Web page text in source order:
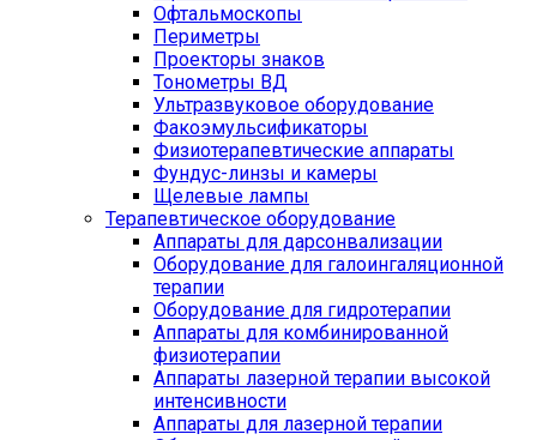
Офтальмоскопы
Периметры
Проекторы знаков
Тонометры ВД
Ультразвуковое оборудование
Факоэмульсификаторы
Физиотерапевтические аппараты
Фундус-линзы и камеры
Щелевые лампы
Терапевтическое оборудование
Аппараты для дарсонвализации
Оборудование для галоингаляционной
терапии
Оборудование для гидротерапии
Аппараты для комбинированной
физиотерапии
Аппараты лазерной терапии высокой
интенсивности
Аппараты для лазерной терапии